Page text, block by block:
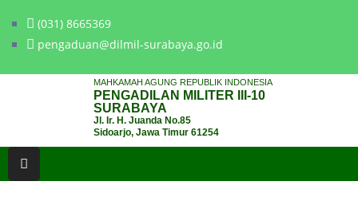
(031) 8665369
pengaduan@dilmil-surabaya.go.id
MAHKAMAH AGUNG REPUBLIK INDONESIA
PENGADILAN MILITER III-10
SURABAYA
Jl. Ir. H. Juanda No.85
Sidoarjo, Jawa Timur 61254
LAYANAN
HUKUM